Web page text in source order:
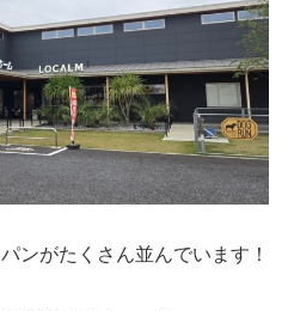
ンがたくさん並んでいます！